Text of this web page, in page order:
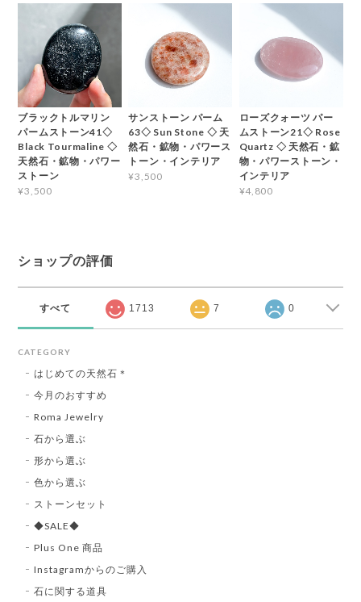
ブラックトルマリン
パームストーン41◇
Black Tourmaline ◇
天然石・鉱物・パワー
ストーン
¥3,500
サンストーン パーム
63◇ Sun Stone ◇ 天
然石・鉱物・パワース
トーン・インテリア
¥3,500
ローズクォーツ パー
ムストーン21◇ Rose
Quartz ◇ 天然石・鉱
物・パワーストーン・
インテリア
¥4,800
ショップの評価
すべて 1713 7 0
CATEGORY
はじめての天然石＊
今月のおすすめ
Roma Jewelry
石から選ぶ
形から選ぶ
色から選ぶ
ストーンセット
◆SALE◆
Plus One 商品
Instagramからのご購入
石に関する道具